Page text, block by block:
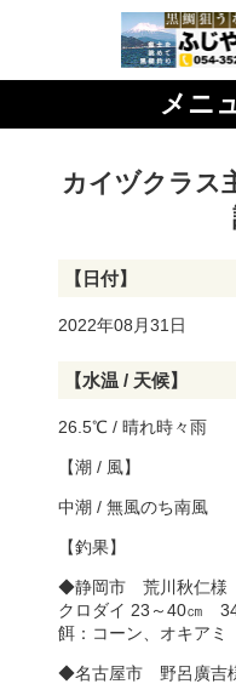
メニ
カイヅクラス
【日付】
2022年08月31日
【水温 / 天候】
26.5℃ / 晴れ時々雨
【潮 / 風】
中潮 / 無風のち南風
【釣果】
◆静岡市 荒川秋仁様
クロダイ 23～40㎝
餌：コーン、オキア
◆名古屋市 野呂廣吉